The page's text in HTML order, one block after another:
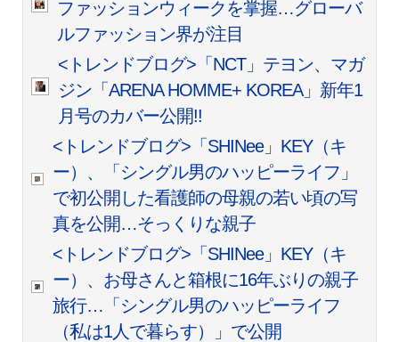
ファッションウィークを掌握…グローバ
ルファッション界が注目
<トレンドブログ>「NCT」テヨン、マガ
ジン「ARENA HOMME+ KOREA」新年1
月号のカバー公開!!
<トレンドブログ>「SHINee」KEY（キ
ー）、「シングル男のハッピーライフ」
で初公開した看護師の母親の若い頃の写
真を公開…そっくりな親子
<トレンドブログ>「SHINee」KEY（キ
ー）、お母さんと箱根に16年ぶりの親子
旅行…「シングル男のハッピーライフ
（私は1人で暮らす）」で公開